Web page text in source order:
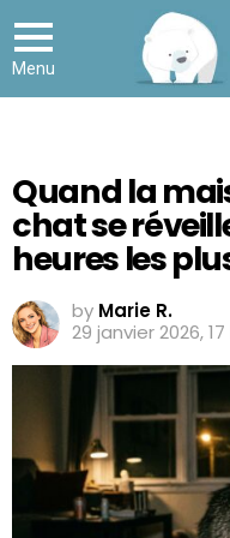
Menu
Quand la
chat se
heures les
by Marie R.
29 janvier 2026,